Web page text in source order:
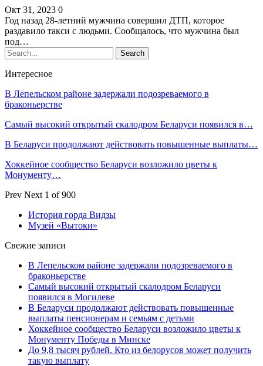
Окт 31, 2023 0
Год назад 28-летний мужчина совершил ДТП, которое
раздавило такси с людьми. Сообщалось, что мужчина был
под…
Интересное
В Лепельском районе задержали подозреваемого в
браконьерстве
Самый высокий открытый скалодром Беларуси появился в…
В Беларуси продолжают действовать повышенные выплаты…
Хоккейное сообщество Беларуси возложило цветы к
Монументу…
Prev Next 1 of 900
История горда Видзы
Музей «Вытоки»
Свежие записи
В Лепельском районе задержали подозреваемого в
браконьерстве
Самый высокий открытый скалодром Беларуси
появился в Могилеве
В Беларуси продолжают действовать повышенные
выплаты пенсионерам и семьям с детьми
Хоккейное сообщество Беларуси возложило цветы к
Монументу Победы в Минске
До 9,8 тысяч рублей. Кто из белорусов может получить
такую выплату